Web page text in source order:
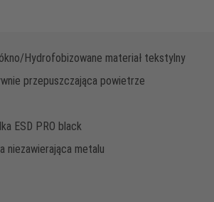
Hydrofobizowane materiał tekstylny
przepuszczająca powietrze
ESD PRO black
niezawierająca metalu